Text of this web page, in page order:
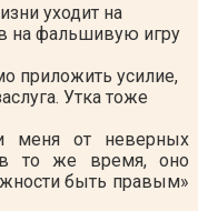
уходит на
на фальшивую игру
приложить усилие,
Утка тоже
меня от неверных
в то же время, оно
быть правым»